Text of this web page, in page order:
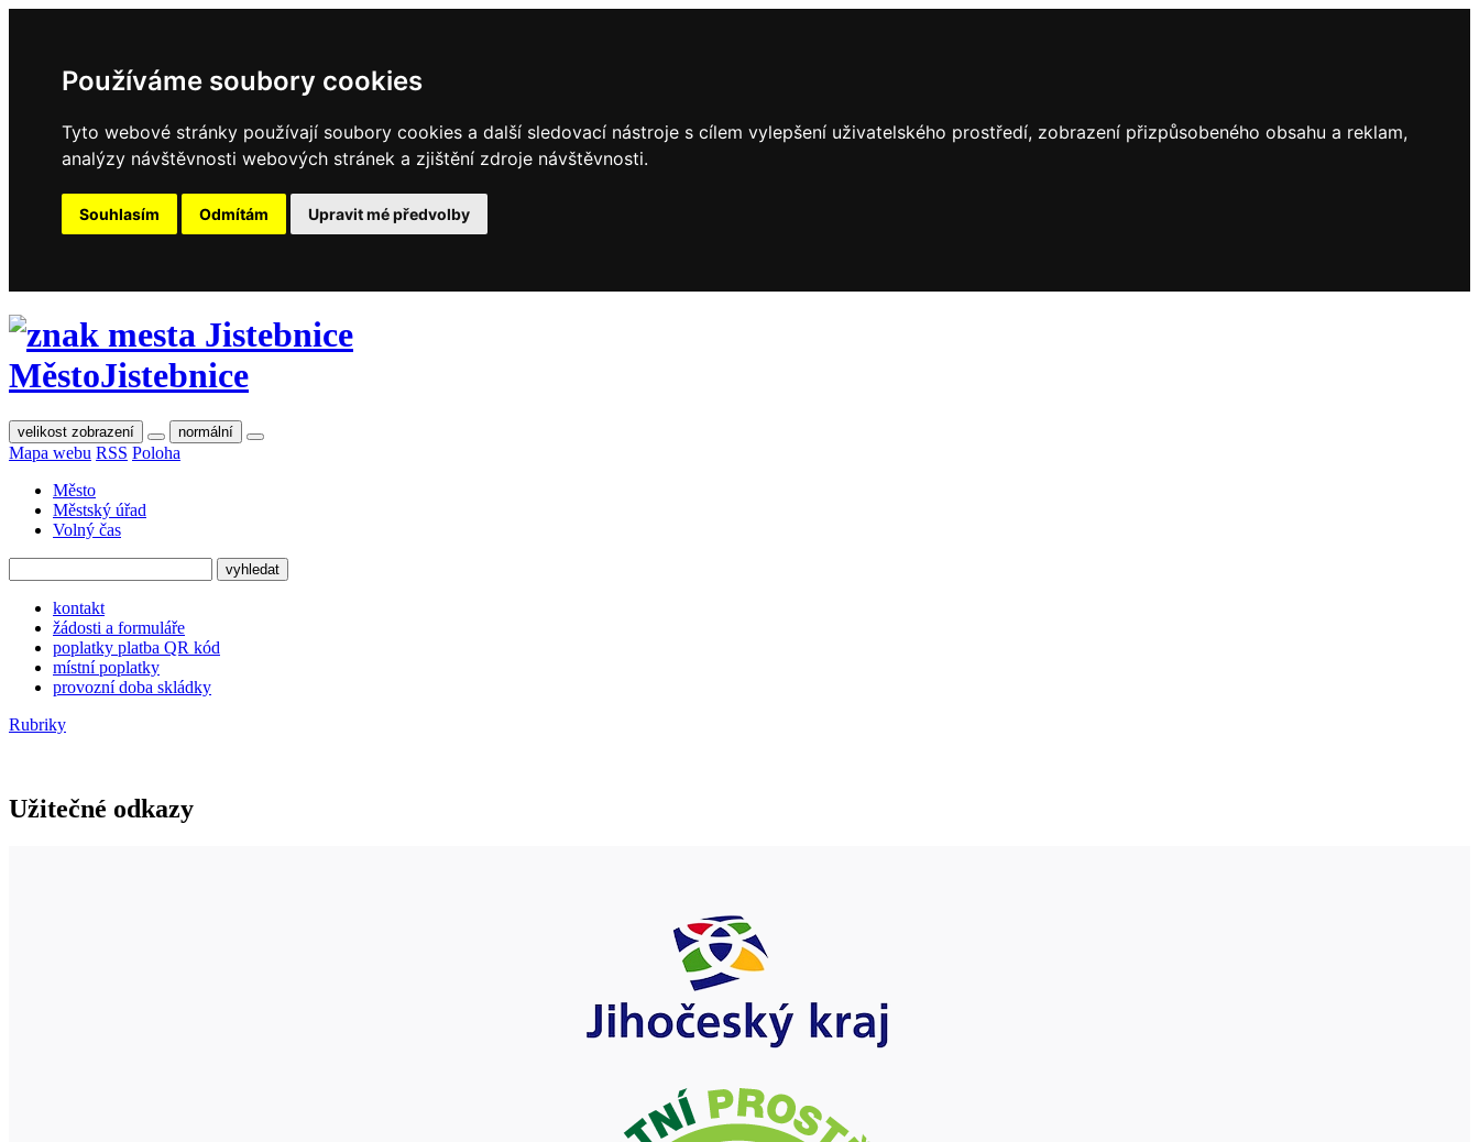
Používáme soubory cookies
Tyto webové stránky používají soubory cookies a další sledovací nástroje s cílem vylepšení uživatelského prostředí, zobrazení přizpůsobeného obsahu a reklam,
analýzy návštěvnosti webových stránek a zjištění zdroje návštěvnosti.
Souhlasím Odmítám Upravit mé předvolby
MěstoJistebnice
velikost zobrazení normální
Mapa webu RSS Poloha
Město
Městský úřad
Volný čas
kontakt
žádosti a formuláře
poplatky platba QR kód
místní poplatky
provozní doba skládky
Rubriky
Užitečné odkazy